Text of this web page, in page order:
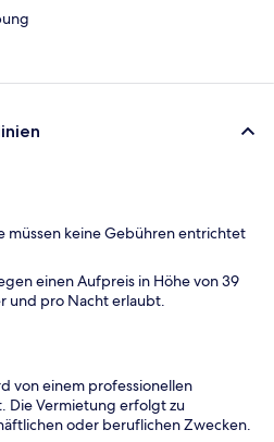
müssen keine Gebühren entrichtet
einen Aufpreis in Höhe von 39
und pro Nacht erlaubt.
von einem professionellen
Die Vermietung erfolgt zu
oder beruflichen Zwecken.